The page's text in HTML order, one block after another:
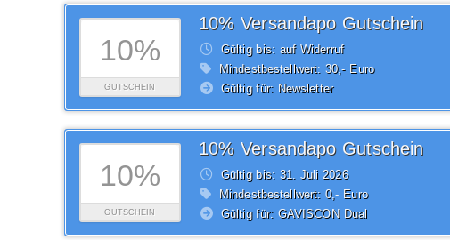
10%
GUTSCHEIN
10% Versandapo Gutschein
Gültig bis: auf Widerruf
Mindestbestellwert: 30,- Euro
Gültig für: Newsletter
10%
GUTSCHEIN
10% Versandapo Gutschein
Gültig bis: 31. Juli 2026
Mindestbestellwert: 0,- Euro
Gültig für: GAVISCON Dual